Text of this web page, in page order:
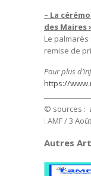
– La
des Maires
Le
remise de
Pour plus
https://
© sources :
: AMF / 3
Autres